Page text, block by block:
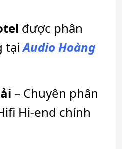
được phân
tạiAudio Hoàng
– Chuyên phân
Hi-end chính